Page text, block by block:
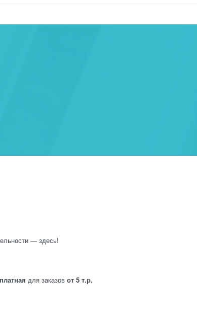
— здесь!
для заказов от 5 т.р.